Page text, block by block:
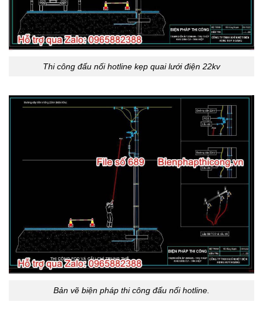
Thi công đấu nối hotline kẹp quai lưới điện 22kv
Bản vẽ biện pháp thi công đấu nối hotline.